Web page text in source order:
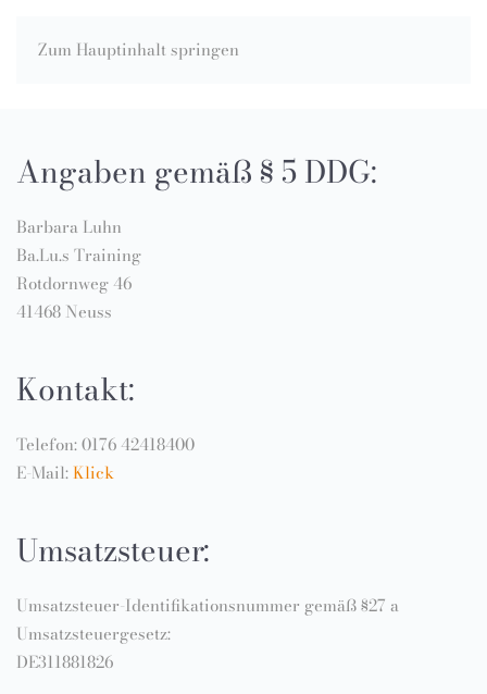
Zum Hauptinhalt springen
Angaben gemäß § 5 DDG:
Barbara Luhn
Ba.Lu.s Training
Rotdornweg 46
41468 Neuss
Kontakt:
Telefon: 0176 42418400
E-Mail:Klick
Umsatzsteuer:
Umsatzsteuer-Identifikationsnummer gemäß §27 a
Umsatzsteuergesetz:
DE311881826